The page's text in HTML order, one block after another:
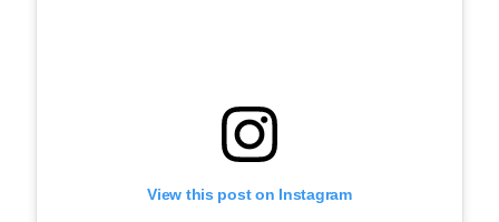
View this post on Instagram